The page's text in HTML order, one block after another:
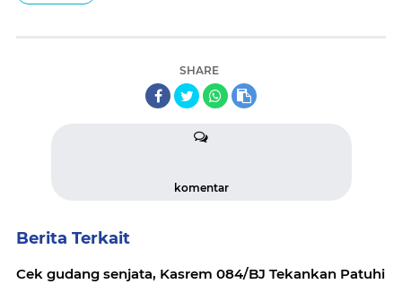
SHARE
komentar
Berita Terkait
Cek gudang senjata, Kasrem 084/BJ Tekankan Patuhi